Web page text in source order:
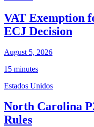
VAT Exemption
ECJ Decision
August 5, 2026
15 minutes
Estados Unidos
North Carolina
Rules